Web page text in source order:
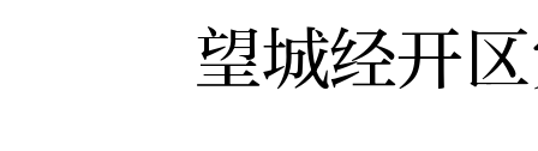
望城经开区